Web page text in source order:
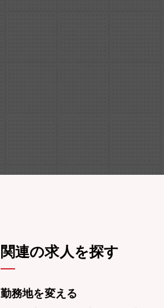
関連の求人を探す
勤務地を変える